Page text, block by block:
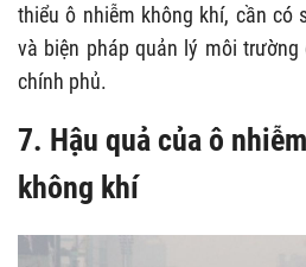
thiểu ô nhiễm không khí, cần có
và biện pháp quản lý môi
chính phủ.
7. Hậu quả của ô
không khí